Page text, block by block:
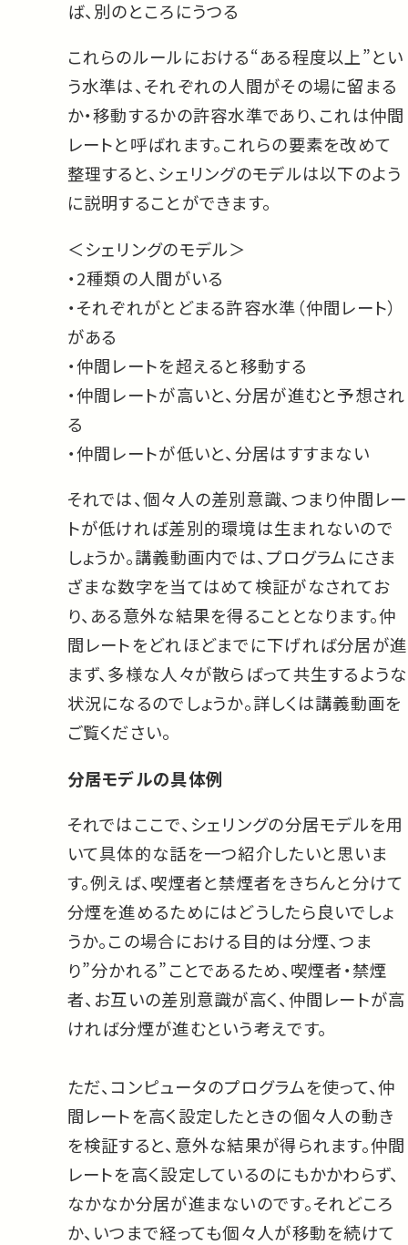
ば、別のところにうつる
これらのルールにおける“ある程度以上”とい
う水準は、それぞれの人間がその場に留まる
か・移動するかの許容水準であり、これは仲間
レートと呼ばれます。これらの要素を改めて
整理すると、シェリングのモデルは以下のよう
に説明することができます。
＜シェリングのモデル＞
・2種類の人間がいる
・それぞれがとどまる許容水準（仲間レート）
がある
・仲間レートを超えると移動する
・仲間レートが高いと、分居が進むと予想され
る
・仲間レートが低いと、分居はすすまない
それでは、個々人の差別意識、つまり仲間レー
トが低ければ差別的環境は生まれないので
しょうか。講義動画内では、プログラムにさま
ざまな数字を当てはめて検証がなされてお
り、ある意外な結果を得ることとなります。仲
間レートをどれほどまでに下げれば分居が進
まず、多様な人々が散らばって共生するような
状況になるのでしょうか。詳しくは講義動画を
ご覧ください。
分居モデルの具体例
それではここで、シェリングの分居モデルを用
いて具体的な話を一つ紹介したいと思いま
す。例えば、喫煙者と禁煙者をきちんと分けて
分煙を進めるためにはどうしたら良いでしょ
うか。この場合における目的は分煙、つま
り”分かれる”ことであるため、喫煙者・禁煙
者、お互いの差別意識が高く、仲間レートが高
ければ分煙が進むという考えです。
ただ、コンピュータのプログラムを使って、仲
間レートを高く設定したときの個々人の動き
を検証すると、意外な結果が得られます。仲間
レートを高く設定しているのにもかかわらず、
なかなか分居が進まないのです。それどころ
か、いつまで経っても個々人が移動を続けて